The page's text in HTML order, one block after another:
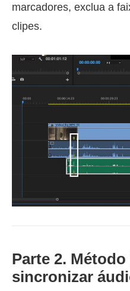
marcadores, exclua a
clipes.
Parte 2.
sincronizar